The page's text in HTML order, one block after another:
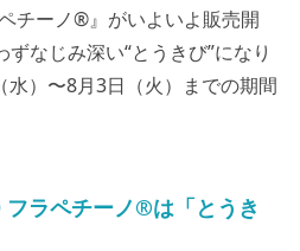
チーノ®』がいよいよ販売開
なじみ深い“とうきび”になり
水）〜8月3日（火）までの期間
ラペチーノ®は「とうき